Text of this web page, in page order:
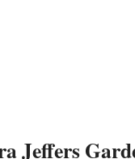
Jeffers